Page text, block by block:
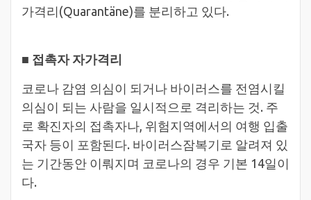
가격리(Quarantäne)를 분리하고 있다.
■ 접촉자 자가격리
코로나 감염 의심이 되거나 바이러스를 전염시킬
의심이 되는 사람을 일시적으로 격리하는 것. 주
로 확진자의 접촉자나, 위험지역에서의 여행 입출
국자 등이 포함된다. 바이러스잠복기로 알려져 있
는 기간동안 이뤄지며 코로나의 경우 기본 14일이
다.